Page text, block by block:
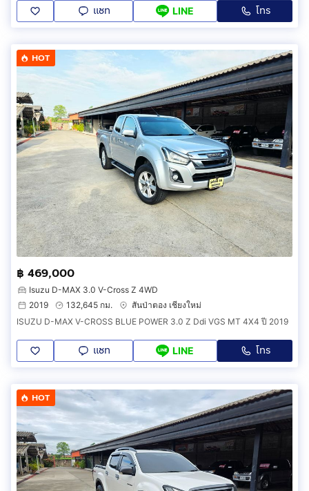
แชท LINE โทร
HOT
฿ 469,000
Isuzu D-MAX 3.0 V-Cross Z 4WD
2019
132,645 กม.
สันป่าตอง เชียงใหม่
ISUZU D-MAX V-CROSS BLUE POWER 3.0 Z Ddi VGS MT 4X4 ปี 2019
แชท LINE โทร
HOT